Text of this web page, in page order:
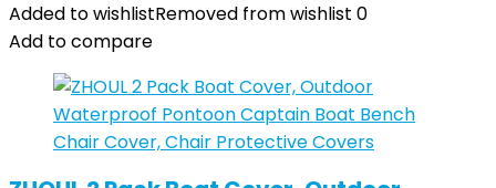
Added to wishlistRemoved from wishlist 0
Add to compare